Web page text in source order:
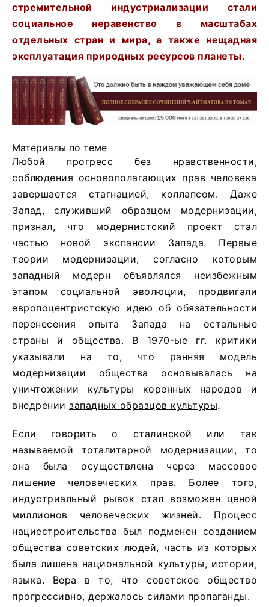
стремительной индустриализации стали
социальное неравенство в масштабах
отдельных стран и мира, а также нещадная
эксплуатация природных ресурсов планеты.
Материалы по теме
Любой прогресс без нравственности,
соблюдения основополагающих прав человека
завершается стагнацией, коллапсом. Даже
Запад, служивший образцом модернизации,
признал, что модернистский проект стал
частью новой экспансии Запада. Первые
теории модернизации, согласно которым
западный модерн объявлялся неизбежным
этапом социальной эволюции, продвигали
европоцентристскую идею об обязательности
перенесения опыта Запада на остальные
страны и общества. В 1970-ые гг. критики
указывали на то, что ранняя модель
модернизации общества основывалась на
уничтожении культуры коренных народов и
внедрении западных образцов культуры.
Если говорить о сталинской или так
называемой тоталитарной модернизации, то
она была осуществлена через массовое
лишение человеческих прав. Более того,
индустриальный рывок стал возможен ценой
миллионов человеческих жизней. Процесс
нациестроительства был подменен созданием
общества советских людей, часть из которых
была лишена национальной культуры, истории,
языка. Вера в то, что советское общество
прогрессивно, держалось силами пропаганды.